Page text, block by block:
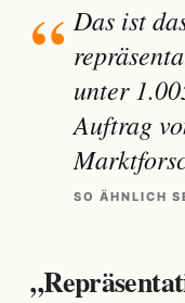
Das ist
unter
Auftrag
SO ÄHNLICH